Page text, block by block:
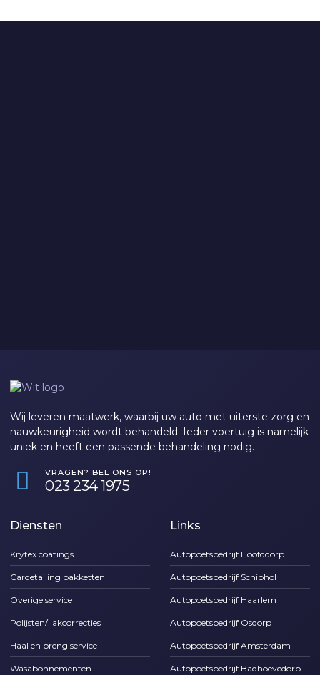
Wij leveren maatwerk, waarbij uw auto met uiterste zorg en
nauwkeurigheid wordt behandeld. Ieder voertuig is namelijk
uniek en heeft een passende behandeling nodig.
VRAGEN? BEL ONS OP!
‎023 234 1975
Diensten
Krytex coatings
Cardetailing pakketten
Overige service
Polijsten/ lakcorrecties
Haal en breng service
Wasabonnementen
Links
Autopoetsbedrijf Hoofddorp
Autopoetsbedrijf Schiphol
Autopoetsbedrijf Haarlem
Autopoetsbedrijf Osdorp
Autopoetsbedrijf Amsterdam
Autopoetsbedrijf Badhoevedorp